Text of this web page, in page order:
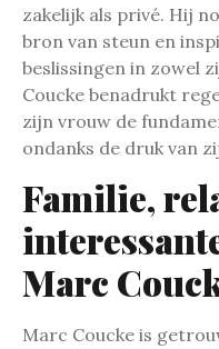
zakelijk als privé. Hij
bron van steun en
beslissingen in zowel
Coucke benadrukt
zijn vrouw de
ondanks de druk van
Familie,
Marc
Marc Coucke is